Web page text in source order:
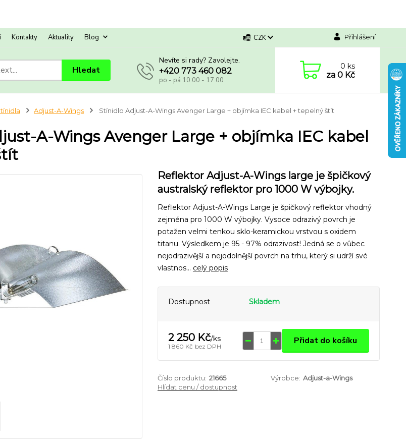
Kontakty Aktuality Blog CZK Přihlášení
Hledat
Nevíte si rady? Zavolejte.
+420 773 460 082
po - pá 10:00 - 17:00
0ks
za 0 Kč
Adjust-A-Wings Stínidlo Adjust-A-Wings Avenger Large + objímka IEC kabel + tepelný štít
A-Wings Avenger Large + objímka IEC kabel
Reflektor Adjust-A-Wings large je špičkový
australský reflektor pro 1000 W výbojky.
Reflektor Adjust-A-Wings Large je špičkový reflektor vhodný
zejména pro 1000 W výbojky. Vysoce odrazivý povrch je
potažen velmi tenkou sklo-keramickou vrstvou s oxidem
titanu. Výsledkem je 95 - 97% odrazivost! Jedná se o vůbec
nejodrazivější a nejodolnější povrch na trhu, který si udrží své
vlastnos... celý popis
Dostupnost Skladem
2 250 Kč/ks
1 860 Kč bez DPH Přidat do košíku
Číslo produktu: 21665 Výrobce: Adjust-a-Wings
Hlídat cenu / dostupnost